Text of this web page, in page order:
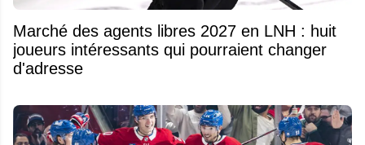
Marché des agents libres 2027 en LNH : huit
joueurs intéressants qui pourraient changer
d'adresse